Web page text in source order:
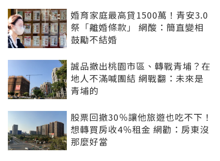
婚育家庭最高貸1500萬！青安3.0
祭「離婚條款」 網酸：簡直變相
鼓勵不結婚
誠品撤出桃園市區、轉戰青埔？在
地人不滿喊團結 網戰翻：未來是
青埔的
股票回撤30％讓他旅遊也吃不下！
想轉買房收4％租金 網勸：房東沒
那麼好當